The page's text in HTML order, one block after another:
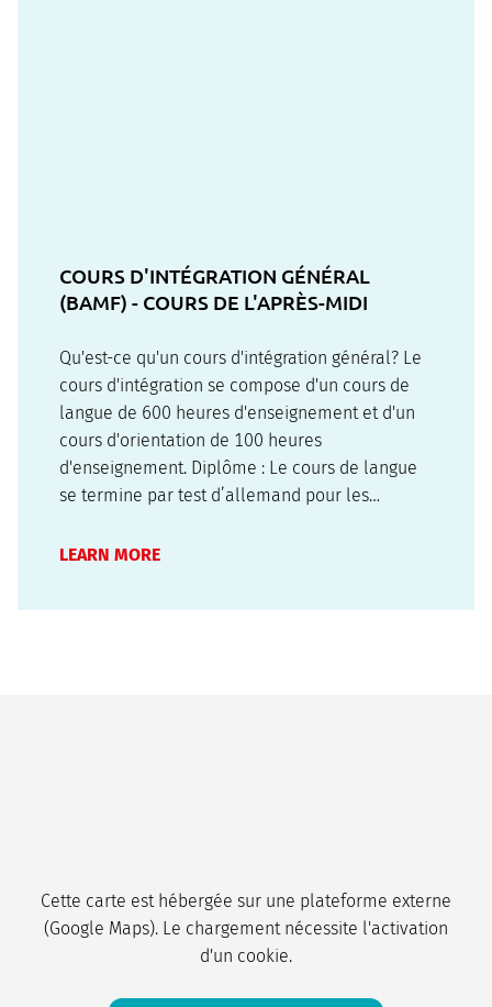
COURS D'INTÉGRATION GÉNÉRAL
(BAMF) - COURS DE L'APRÈS-MIDI
Qu'est-ce qu'un cours d'intégration général? Le
cours d'intégration se compose d'un cours de
langue de 600 heures d'enseignement et d'un
cours d'orientation de 100 heures
d'enseignement. Diplôme : Le cours de langue
se termine par test d’allemand pour les
d'orientation par test Vivre en Allemagne /
LEARN MORE
Cette carte est hébergée sur une plateforme externe
(Google Maps). Le chargement nécessite l'activation
d'un cookie.